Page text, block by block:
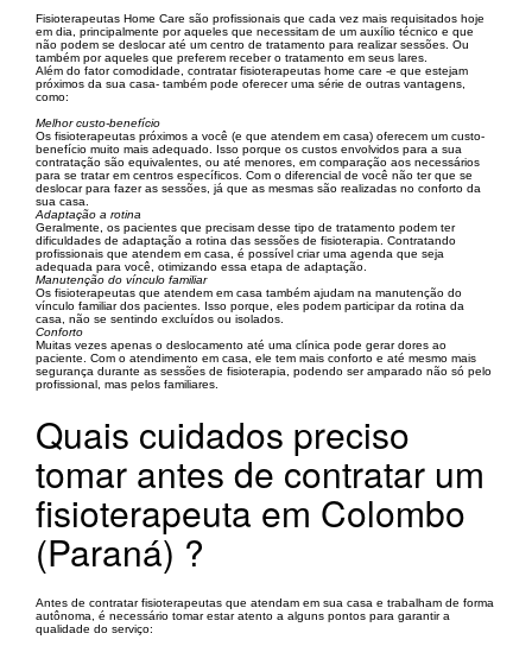
Fisioterapeutas Home Care são profissionais que cada vez mais requisitados hoje
em dia, principalmente por aqueles que necessitam de um auxílio técnico e que
não podem se deslocar até um centro de tratamento para realizar sessões. Ou
também por aqueles que preferem receber o tratamento em seus lares.
Além do fator comodidade, contratar fisioterapeutas home care -e que estejam
próximos da sua casa- também pode oferecer uma série de outras vantagens,
como:
Melhor custo-benefício
Os fisioterapeutas próximos a você (e que atendem em casa) oferecem um custo-
benefício muito mais adequado. Isso porque os custos envolvidos para a sua
contratação são equivalentes, ou até menores, em comparação aos necessários
para se tratar em centros específicos. Com o diferencial de você não ter que se
deslocar para fazer as sessões, já que as mesmas são realizadas no conforto da
sua casa.
Adaptação a rotina
Geralmente, os pacientes que precisam desse tipo de tratamento podem ter
dificuldades de adaptação a rotina das sessões de fisioterapia. Contratando
profissionais que atendem em casa, é possível criar uma agenda que seja
adequada para você, otimizando essa etapa de adaptação.
Manutenção do vínculo familiar
Os fisioterapeutas que atendem em casa também ajudam na manutenção do
vínculo familiar dos pacientes. Isso porque, eles podem participar da rotina da
casa, não se sentindo excluídos ou isolados.
Conforto
Muitas vezes apenas o deslocamento até uma clínica pode gerar dores ao
paciente. Com o atendimento em casa, ele tem mais conforto e até mesmo mais
segurança durante as sessões de fisioterapia, podendo ser amparado não só pelo
profissional, mas pelos familiares.
Quais cuidados preciso
tomar antes de contratar um
fisioterapeuta em Colombo
(Paraná) ?
Antes de contratar fisioterapeutas que atendam em sua casa e trabalham de forma
autônoma, é necessário tomar estar atento a alguns pontos para garantir a
qualidade do serviço: